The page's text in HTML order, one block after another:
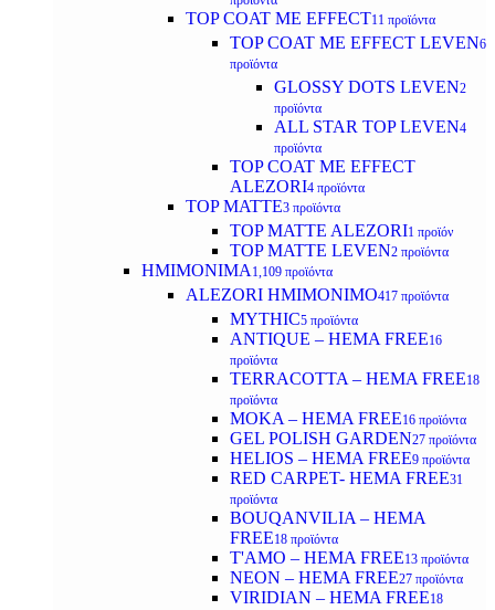
TOP COAT ΜΕ EFFECT11 προϊόντα
TOP COAT ME EFFECT LEVEN6
προϊόντα
GLOSSY DOTS LEVEN2
προϊόντα
ALL STAR TOP LEVEN4
προϊόντα
TOP COAT ME EFFECT
ALEZORI4 προϊόντα
TOP MATTE3 προϊόντα
TOP MATTE ALEZORI1 προϊόν
TOP MATTE LEVEN2 προϊόντα
ΗΜΙΜΟΝΙΜΑ 1,109 προϊόντα
ALEZORI ΗΜΙΜΟΝΙΜΟ417 προϊόντα
MYTHIC5 προϊόντα
ANTIQUE – HEMA FREE16
προϊόντα
TERRACOTTA – HEMA FREE18
προϊόντα
MOKA – HEMA FREE16 προϊόντα
GEL POLISH GARDEN27 προϊόντα
HELIOS – HEMA FREE9 προϊόντα
RED CARPET- HEMA FREE31
προϊόντα
BOUQANVILIA – HEMA
FREE18 προϊόντα
T'AMO – HEMA FREE13 προϊόντα
NEON – HEMA FREE27 προϊόντα
VIRIDIAN – HEMA FREE18